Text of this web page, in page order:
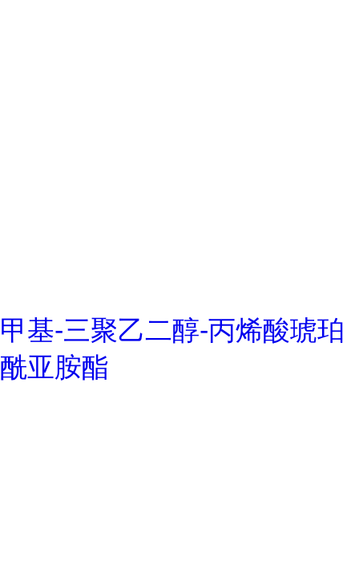
甲基-三聚乙二醇-丙烯酸琥珀
酰亚胺酯